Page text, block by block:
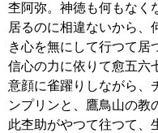
杢阿弥。神徳も何もなく
居るのに相違ないから、
き心を無にして行つて居
信心の力に依りて愈五六
意顔に雀躍りしながら、
ンプリンと、鷹鳥山の教
此杢助がやつて往つて